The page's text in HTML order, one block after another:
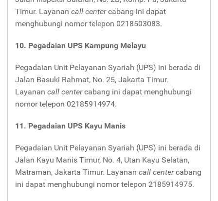
Timur. Layanan call center cabang ini dapat
menghubungi nomor telepon 0218503083.
10. Pegadaian UPS Kampung Melayu
Pegadaian Unit Pelayanan Syariah (UPS) ini berada di
Jalan Basuki Rahmat, No. 25, Jakarta Timur.
Layanan call center cabang ini dapat menghubungi
nomor telepon 02185914974.
11. Pegadaian UPS Kayu Manis
Pegadaian Unit Pelayanan Syariah (UPS) ini berada di
Jalan Kayu Manis Timur, No. 4, Utan Kayu Selatan,
Matraman, Jakarta Timur. Layanan call center cabang
ini dapat menghubungi nomor telepon 2185914975.